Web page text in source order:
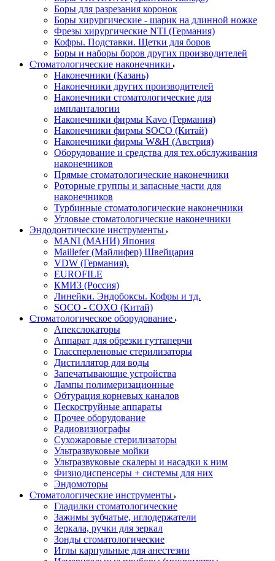
Боры для разрезания коронок
Боры хирургические - шарик на длинной ножке
Фрезы хирургические NTI (Германия)
Кофры. Подставки. Щетки для боров
Боры и наборы боров других производителей
Стоматологические наконечники
Наконечники (Казань)
Наконечники других производителей
Наконечники стоматологические для
импланталогии
Наконечники фирмы Kavo (Германия)
Наконечники фирмы SOCO (Китай)
Наконечники фирмы W&H (Австрия)
Оборудование и средства для тех.обслуживания
наконечников
Прямые стоматологические наконечники
Роторные группы и запасные части для
наконечников
Турбинные стоматологические наконечники
Угловые стоматологические наконечники
Эндодонтические инструменты
MANI (МАНИ) Япония
Maillefer (Майлифер) Швейцария
VDW (Германия).
EUROFILE
КМИЗ (Россия)
Линейки. Эндобоксы. Кофры и тд.
SOCO - COXO (Китай)
Стоматологическое оборудование
Апекслокаторы
Аппарат для обрезки гуттаперчи
Глассперленовые стерилизаторы
Дистиллятор для воды
Запечатывающие устройства
Лампы полимеризационные
Обтурация корневых каналов
Пескоструйные аппараты
Прочее оборудование
Радиовизиографы
Сухожаровые стерилизаторы
Ультразвуковые мойки
Ультразвуковые скалеры и насадки к ним
Физиодиспенсеры + системы для них
Эндомоторы
Стоматологические инструменты
Гладилки стоматологические
Зажимы зубчатые, иглодержатели
Зеркала, ручки для зеркал
Зонды стоматологические
Иглы карпульные для анестезии